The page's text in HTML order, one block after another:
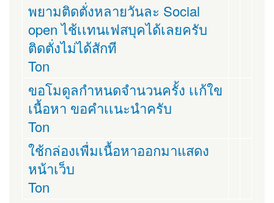
พยามติดตั่งหลายวันละ Social
open ไช้เเทนเฟสบุคได้เลยครับ
ติดตั่งไม่ได้สักที
Ton
ขอโมดูลกำหนดจำนวนครั้ง เเก้ใข
เนื้อหา ขอคำเเนะนำครับ
Ton
ใช้กล่องเพื่มเนื้อหาออกมาแสดง
หน้าเว็บ
Ton